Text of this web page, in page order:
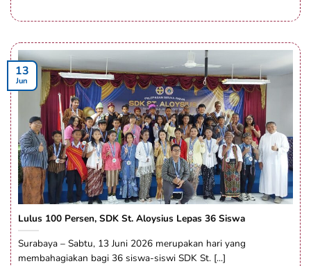
Lulus 100 Persen, SDK St. Aloysius Lepas 36 Siswa
Surabaya – Sabtu, 13 Juni 2026 merupakan hari yang
membahagiakan bagi 36 siswa-siswi SDK St. [...]
13
Jun